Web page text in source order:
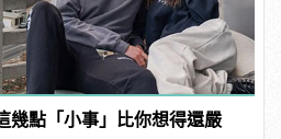
幾點「小事」比你想得還嚴